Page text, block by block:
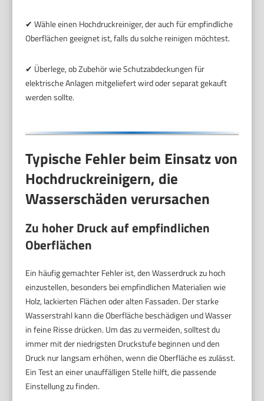
✔ Wähle einen Hochdruckreiniger, der auch für empfindliche
Oberflächen geeignet ist, falls du solche reinigen möchtest.
✔ Überlege, ob Zubehör wie Schutzabdeckungen für
elektrische Anlagen mitgeliefert wird oder separat gekauft
werden sollte.
Typische Fehler beim Einsatz von
Hochdruckreinigern, die
Wasserschäden verursachen
Zu hoher Druck auf empfindlichen
Oberflächen
Ein häufig gemachter Fehler ist, den Wasserdruck zu hoch
einzustellen, besonders bei empfindlichen Materialien wie
Holz, lackierten Flächen oder alten Fassaden. Der starke
Wasserstrahl kann die Oberfläche beschädigen und Wasser
in feine Risse drücken. Um das zu vermeiden, solltest du
immer mit der niedrigsten Druckstufe beginnen und den
Druck nur langsam erhöhen, wenn die Oberfläche es zulässt.
Ein Test an einer unauffälligen Stelle hilft, die passende
Einstellung zu finden.